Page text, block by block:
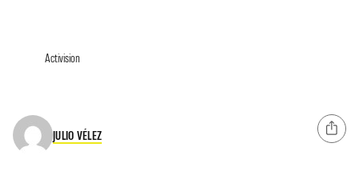
Activision
JULIO VÉLEZ